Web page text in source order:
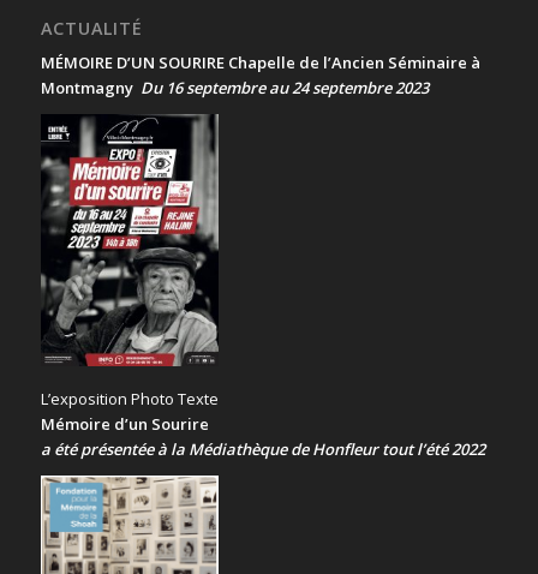
ACTUALITÉ
MÉMOIRE D’UN SOURIRE Chapelle de l’Ancien Séminaire à
Montmagny Du 16 septembre au 24 septembre 2023
L’exposition Photo Texte
Mémoire d’un Sourire
a été présentéeà la Médiathèque de Honfleur tout l’été 2022